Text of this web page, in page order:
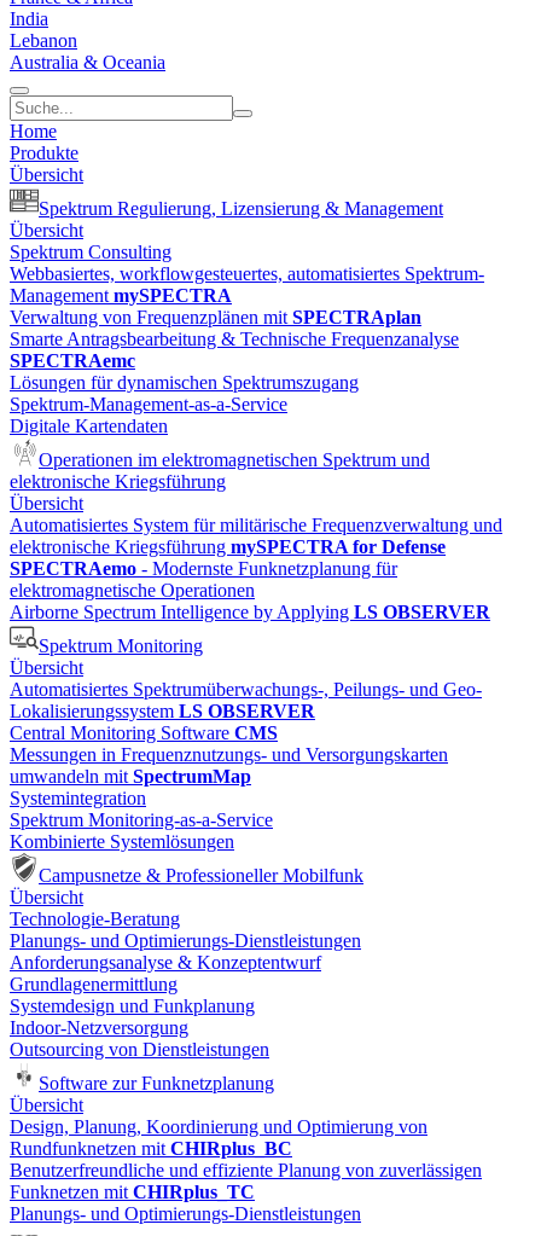
India
Lebanon
Australia & Oceania
Home
Produkte
Übersicht
Spektrum Regulierung, Lizensierung & Management
Übersicht
Spektrum Consulting
Webbasiertes, workflowgesteuertes, automatisiertes Spektrum-
Management mySPECTRA
Verwaltung von Frequenzplänen mit SPECTRAplan
Smarte Antragsbearbeitung & Technische Frequenzanalyse
SPECTRAemc
Lösungen für dynamischen Spektrumszugang
Spektrum-Management-as-a-Service
Digitale Kartendaten
Operationen im elektromagnetischen Spektrum und
elektronische Kriegsführung
Übersicht
Automatisiertes System für militärische Frequenzverwaltung und
elektronische Kriegsführung mySPECTRA for Defense
SPECTRAemo - Modernste Funknetzplanung für
elektromagnetische Operationen
Airborne Spectrum Intelligence by Applying LS OBSERVER
Spektrum Monitoring
Übersicht
Automatisiertes Spektrumüberwachungs-, Peilungs- und Geo-
Lokalisierungssystem LS OBSERVER
Central Monitoring Software CMS
Messungen in Frequenznutzungs- und Versorgungskarten
umwandeln mit SpectrumMap
Systemintegration
Spektrum Monitoring-as-a-Service
Kombinierte Systemlösungen
Campusnetze & Professioneller Mobilfunk
Übersicht
Technologie-Beratung
Planungs- und Optimierungs-Dienstleistungen
Anforderungsanalyse & Konzeptentwurf
Grundlagenermittlung
Systemdesign und Funkplanung
Indoor-Netzversorgung
Outsourcing von Dienstleistungen
Software zur Funknetzplanung
Übersicht
Design, Planung, Koordinierung und Optimierung von
Rundfunknetzen mit CHIRplus_BC
Benutzerfreundliche und effiziente Planung von zuverlässigen
Funknetzen mit CHIRplus_TC
Planungs- und Optimierungs-Dienstleistungen